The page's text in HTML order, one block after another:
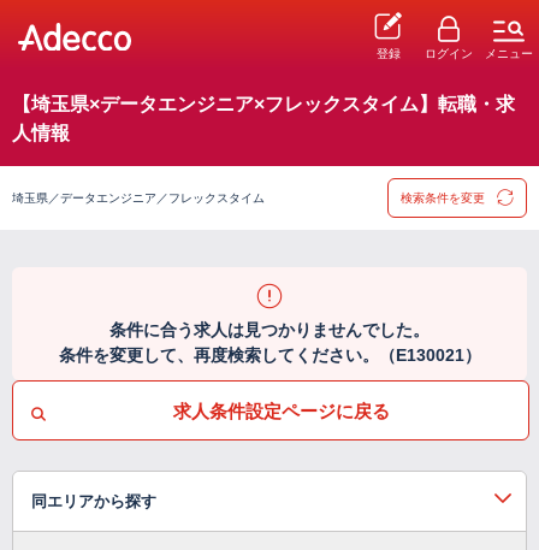
登録 ログイン メニュー
【埼玉県×データエンジニア×フレックスタイム】転職・求
人情報
埼玉県／データエンジニア／フレックスタイム 検索条件を変更
条件に合う求人は見つかりませんでした。
条件を変更して、再度検索してください。（E130021）
求人条件設定ページに戻る
同エリアから探す